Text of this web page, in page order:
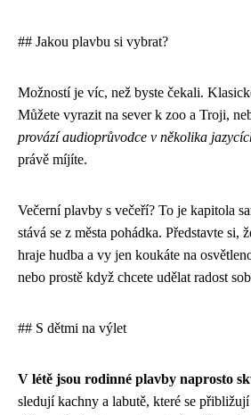
## Jakou plavbu si vybrat?
Možností je víc, než byste čekali.
Můžete vyrazit na sever k zoo a Troji,
provází audioprůvodce v několika
právě míjíte.
Večerní plavby s večeří? To je kapitola
stává se z města pohádka. Představte
hraje hudba a vy jen koukáte na
nebo prostě když chcete udělat radost
## S dětmi na výlet
V létě jsou rodinné plavby naprosto
sledují kachny a labutě, které se